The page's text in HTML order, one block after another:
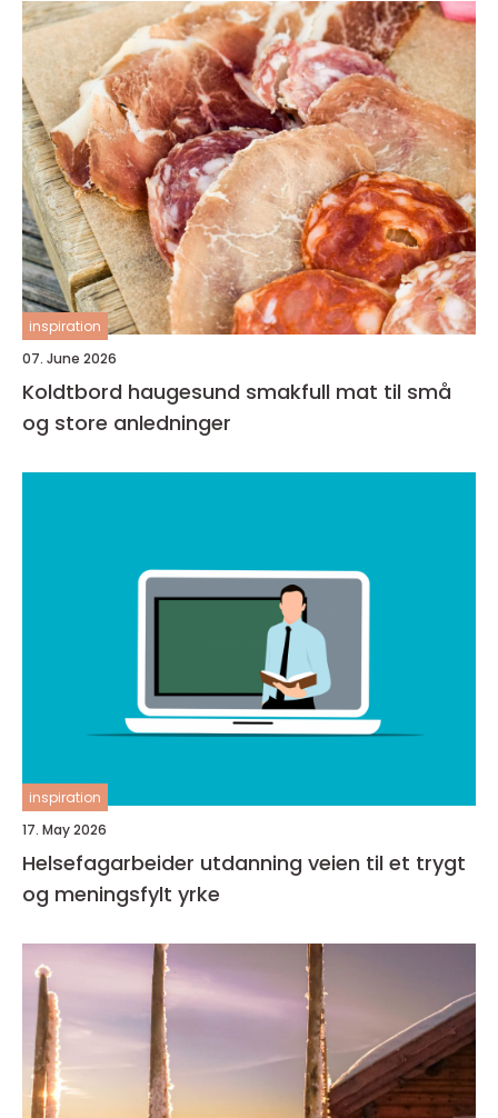
inspiration
07. June 2026
Koldtbord haugesund smakfull mat til små
og store anledninger
inspiration
17. May 2026
Helsefagarbeider utdanning veien til et trygt
og meningsfylt yrke